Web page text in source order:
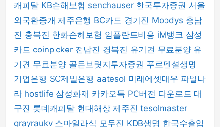
캐피탈 KB손해보험 senchauser 한국투자증권 서울
외국환중개 제주은행 BC카드 경기진 Moodys 충남
진 충북진 한화손해보험 임플란트비용 iM뱅크 삼성
카드 coinpicker 전남진 경북진 유기견 무료분양 유
기견 무료분양 골든브릿지투자증권 푸르덴셜생명
기업은행 SC제일은행 aatesol 미래에셋대우 파일나
라 hostlife 삼성화재 카카오톡 PC버전 다운로드 대
구진 롯데캐피탈 현대해상 제주진 tesolmaster
grayraukv 스마일라식 모두진 KDB생명 한국수출입